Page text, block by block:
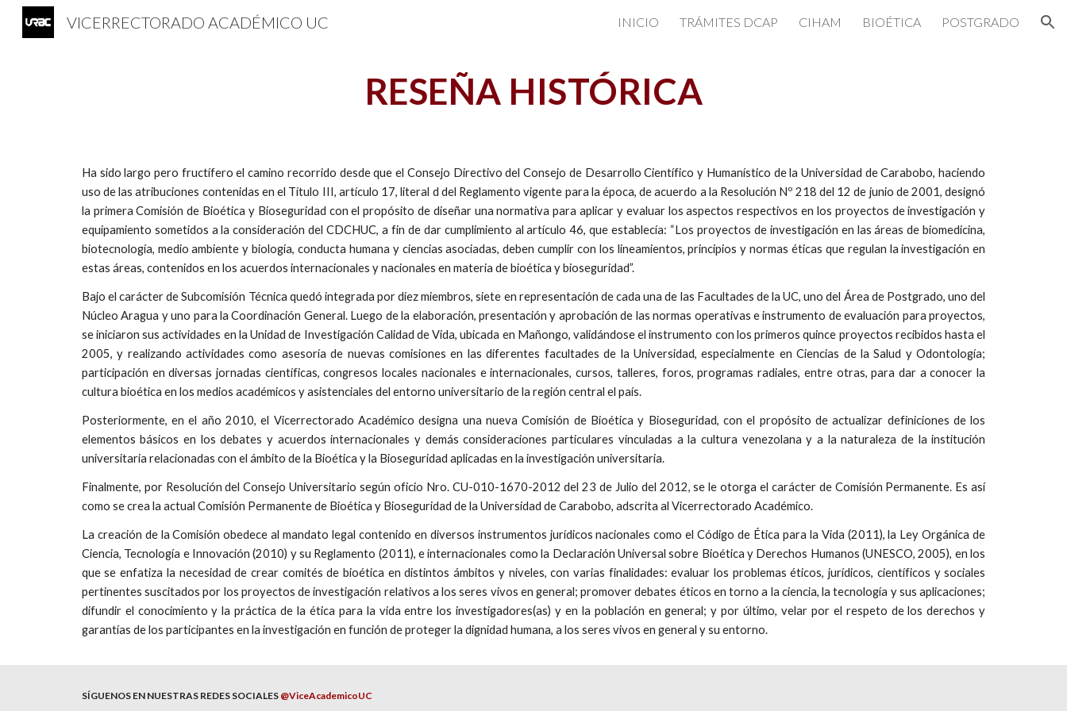
Skip to navigation
VICERRECTORADO ACADÉMICO UC INICIO TRÁMITES DCAP CIHAM BIOÉTICA POSTGRADO
RESEÑA HISTÓRICA
Ha sido largo pero fructífero el camino recorrido desde que el Consejo Directivo del Consejo de Desarrollo Científico y Humanístico de la Universidad de Carabobo, haciendo
uso de las atribuciones contenidas en el Título III, artículo 17, literal d del Reglamento vigente para la época, de acuerdo a la Resolución Nº 218 del 12 de junio de 2001, designó
la primera Comisión de Bioética y Bioseguridad con el propósito de diseñar una normativa para aplicar y evaluar los aspectos respectivos en los proyectos de investigación y
equipamiento sometidos a la consideración del CDCHUC, a fin de dar cumplimiento al artículo 46, que establecía: “Los proyectos de investigación en las áreas de biomedicina,
biotecnología, medio ambiente y biología, conducta humana y ciencias asociadas, deben cumplir con los lineamientos, principios y normas éticas que regulan la investigación en
estas áreas, contenidos en los acuerdos internacionales y nacionales en materia de bioética y bioseguridad”.
Bajo el carácter de Subcomisión Técnica quedó integrada por diez miembros, siete en representación de cada una de las Facultades de la UC, uno del Área de Postgrado, uno del
Núcleo Aragua y uno para la Coordinación General. Luego de la elaboración, presentación y aprobación de las normas operativas e instrumento de evaluación para proyectos,
se iniciaron sus actividades en la Unidad de Investigación Calidad de Vida, ubicada en Mañongo, validándose el instrumento con los primeros quince proyectos recibidos hasta el
2005, y realizando actividades como asesoría de nuevas comisiones en las diferentes facultades de la Universidad, especialmente en Ciencias de la Salud y Odontología;
participación en diversas jornadas científicas, congresos locales nacionales e internacionales, cursos, talleres, foros, programas radiales, entre otras, para dar a conocer la
cultura bioética en los medios académicos y asistenciales del entorno universitario de la región central el país.
Posteriormente, en el año 2010, el Vicerrectorado Académico designa una nueva Comisión de Bioética y Bioseguridad, con el propósito de actualizar definiciones de los
elementos básicos en los debates y acuerdos internacionales y demás consideraciones particulares vinculadas a la cultura venezolana y a la naturaleza de la institución
universitaria relacionadas con el ámbito de la Bioética y la Bioseguridad aplicadas en la investigación universitaria.
Finalmente, por Resolución del Consejo Universitario según oficio Nro. CU-010-1670-2012 del 23 de Julio del 2012, se le otorga el carácter de Comisión Permanente. Es así
como se crea la actual Comisión Permanente de Bioética y Bioseguridad de la Universidad de Carabobo, adscrita al Vicerrectorado Académico.
La creación de la Comisión obedece al mandato legal contenido en diversos instrumentos jurídicos nacionales como el Código de Ética para la Vida (2011), la Ley Orgánica de
Ciencia, Tecnología e Innovación (2010) y su Reglamento (2011), e internacionales como la Declaración Universal sobre Bioética y Derechos Humanos (UNESCO, 2005), en los
que se enfatiza la necesidad de crear comités de bioética en distintos ámbitos y niveles, con varias finalidades: evaluar los problemas éticos, jurídicos, científicos y sociales
pertinentes suscitados por los proyectos de investigación relativos a los seres vivos en general; promover debates éticos en torno a la ciencia, la tecnología y sus aplicaciones;
difundir el conocimiento y la práctica de la ética para la vida entre los investigadores(as) y en la población en general; y por último, velar por el respeto de los derechos y
garantías de los participantes en la investigación en función de proteger la dignidad humana, a los seres vivos en general y su entorno.
SÍGUENOS EN NUESTRAS REDES SOCIALES @ViceAcademicoUC